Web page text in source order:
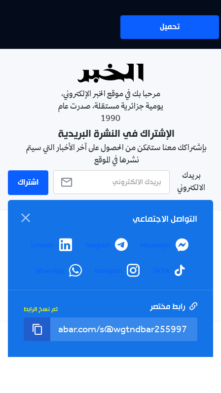
تحميل
مرحبا بك في موقع الخبر الإلكتروني،
يومية جزائرية مستقلة، صدرت عام
1990
الإشتراك في النشرة البريدية
بإشتراكك معنا ستتمكن من الحصول على آخر الأخبار التي سيتم
نشرها في الموقع
بريدك
الالكتروني
اشتراك
الأحكام والشروط
اتصل بنا
التواصل الاجتماعي
Messenger
Telegram
LinkedIn
TikTok
Instagram
WhatsApp
رابط مختصر تم نسخ الرابط